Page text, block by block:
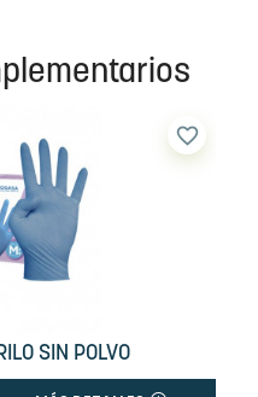
SIN POLVO
favorite_border